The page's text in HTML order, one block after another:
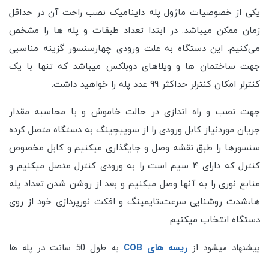
یکی از خصوصیات ماژول پله داینامیک نصب راحت آن در حداقل
زمان ممکن میباشد. در ابتدا تعداد طبقات و پله ها را مشخص
می‌کنیم. این دستگاه به علت ورودی چهارسنسور گزینه مناسبی
جهت ساختمان ها و ویلاهای دوبلکس میباشد که تنها با یک
کنترلر امکان کنترلر حداکثر 99 عدد پله را خواهید داشت.
جهت نصب و راه اندازی در حالت خاموش و با محاسبه مقدار
جریان موردنیاز کابل ورودی را از سوییچینگ به دستگاه متصل کرده
سنسورها را طبق نقشه وصل و جایگذاری میکنیم و کابل مخصوص
کنترل که دارای 4 سیم است را به ورودی کنترل متصل میکنیم و
منابع نوری را به آنها وصل میکنیم و بعد از روشن شدن تعداد پله
ها،شدت روشنایی سرعت،تایمینگ و افکت نورپردازی خود از روی
دستگاه انتخاب میکنیم.
پیشنهاد میشود از ریسه های COB به طول 50 سانت در پله ها